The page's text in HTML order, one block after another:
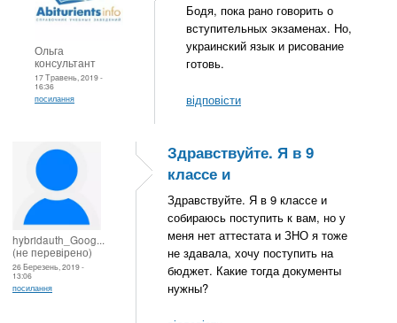
Ольга
консультант
17 Травень, 2019 -
16:36
посилання
Бодя, пока рано говорить о
вступительных экзаменах. Но,
украинский язык и рисование
готовь.
відповісти
hybridauth_Goog...
(не перевірено)
26 Березень, 2019 -
13:06
посилання
Здравствуйте. Я в 9
классе и
Здравствуйте. Я в 9 классе и
собираюсь поступить к вам, но у
меня нет аттестата и ЗНО я тоже
не здавала, хочу поступить на
бюджет. Какие тогда документы
нужны?